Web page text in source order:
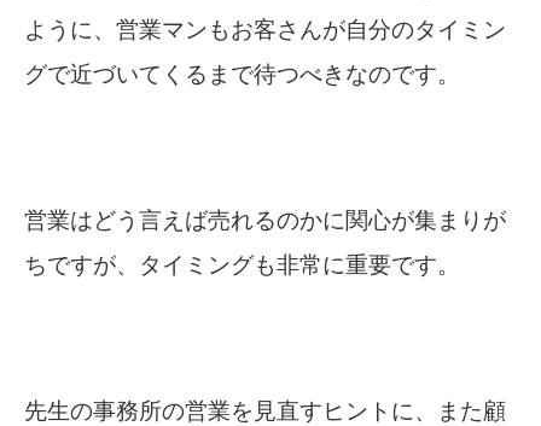
ように、営業マンもお客さんが自分のタイミン
グで近づいてくるまで待つべきなのです。
営業はどう言えば売れるのかに関心が集まりが
ちですが、タイミングも非常に重要です。
先生の事務所の営業を見直すヒントに、また顧